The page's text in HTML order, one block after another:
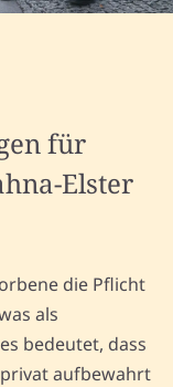
für
Elster
die Pflicht
als
bedeutet, dass
aufbewahrt